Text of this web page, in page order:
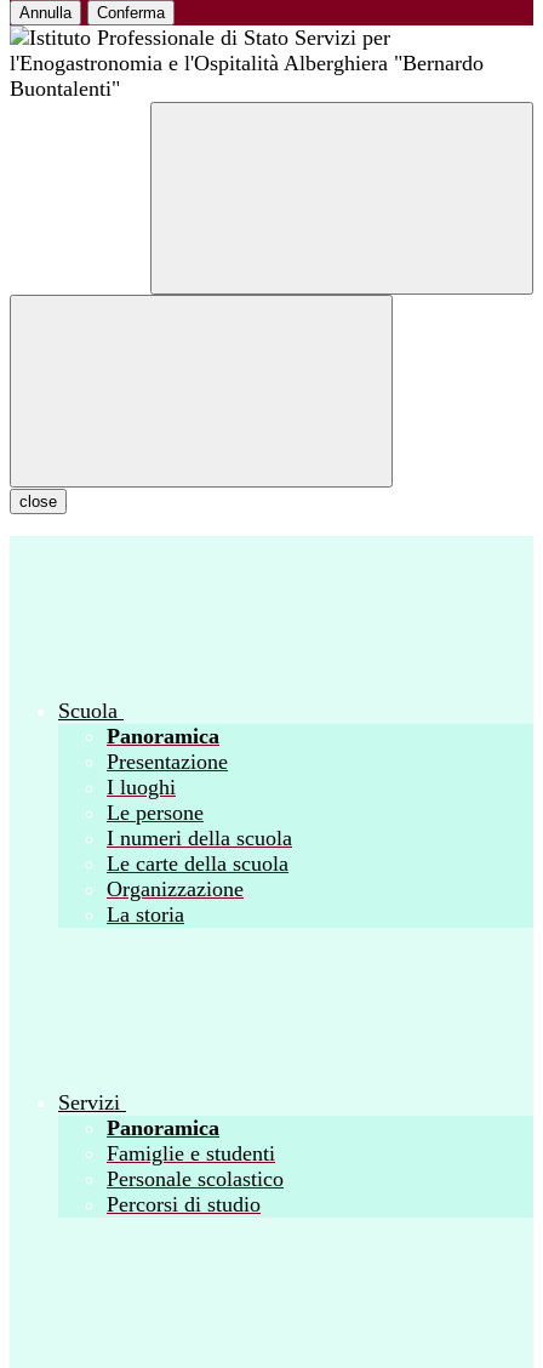
Annulla Conferma
close
Scuola
Panoramica
Presentazione
I luoghi
Le persone
I numeri della scuola
Le carte della scuola
Organizzazione
La storia
Servizi
Panoramica
Famiglie e studenti
Personale scolastico
Percorsi di studio